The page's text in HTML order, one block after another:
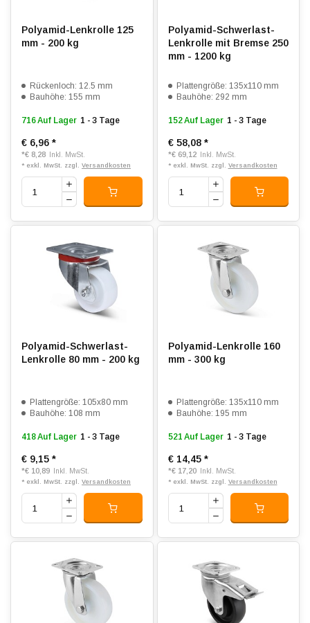
Polyamid-Lenkrolle 125
mm - 200 kg
Rückenloch: 12.5 mm
Bauhöhe: 155 mm
716 Auf Lager 1 - 3 Tage
€ 6,96 *
*€ 8,28 Inkl. MwSt.
* exkl. MwSt. zzgl. Versandkosten
Polyamid-Schwerlast-
Lenkrolle mit Bremse 250
mm - 1200 kg
Plattengröße: 135x110 mm
Bauhöhe: 292 mm
152 Auf Lager 1 - 3 Tage
€ 58,08 *
*€ 69,12 Inkl. MwSt.
* exkl. MwSt. zzgl. Versandkosten
Polyamid-Schwerlast-
Lenkrolle 80 mm - 200 kg
Plattengröße: 105x80 mm
Bauhöhe: 108 mm
418 Auf Lager 1 - 3 Tage
€ 9,15 *
*€ 10,89 Inkl. MwSt.
* exkl. MwSt. zzgl. Versandkosten
Polyamid-Lenkrolle 160
mm - 300 kg
Plattengröße: 135x110 mm
Bauhöhe: 195 mm
521 Auf Lager 1 - 3 Tage
€ 14,45 *
*€ 17,20 Inkl. MwSt.
* exkl. MwSt. zzgl. Versandkosten